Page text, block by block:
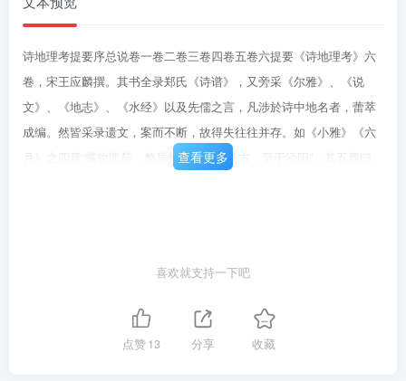
诗地理考提要序总说卷一卷二卷三卷四卷五卷六提要《诗地理考》六
卷，宋王应麟撰。其书全录郑氏《诗谱》，又旁采《尔雅》、《说
文》、《地志》、《水经》以及先儒之言，凡涉於诗中地名者，蕾萃
成编。然皆采录遗文，案而不断，故得失往往并存。如《小雅》《六
月》之四章“玁狁匪茹，整居焦获。侵镐及方，至于泾阳”。其五章曰
是玀狁西来，周师东出，尤乖地理之实，殊失订正。又《大雅·韩奕》
首章曰“奕奕梁山”，其六章曰“溥彼韩城，燕师所完”。应麟引《汉志》
“夏阳之梁山”、《通典》“同州韩城县，古韩国”，以存旧说。引王肃
查看更多
喜欢就支持一下吧
点赞13 分享 收藏